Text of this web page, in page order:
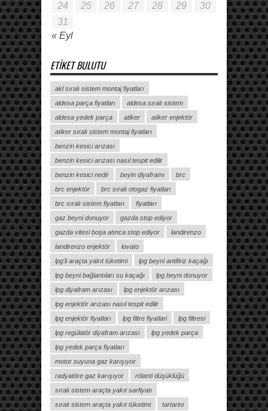
« Eyl
24
25 26 27 28 29
30
31
ETIKET BULUTU
akl sıralı sistem montaj fiyatları
aldesa parça fiyatları
aldesa sıralı sistem
aldesa yedek parça
atiker
atiker enjektör
atiker sıralı sistem montaj fiyatları
benzin kesici arızası
benzin kesici arızası nasıl tespit edilir
benzin kesici nedir
beyin diyaframı
brc
brc enjektör
brc sıralı otogaz fiyatları
brc sıralı sistem fiyatları
fiyatları
gaz beyni donuyor
gazda stop ediyor
gazda vitesi boşa atınca stop ediyor
landirenzo
landirenzo enjektör
lovato
lpg'li araçta yakıt tüketimi
lpg beyni antifiriz kaçağı
lpg beyni bağlantıları su kaçağı
lpg beyni donuyor
lpg diyafram arızası
lpg enjektör arızası
lpg enjektör arızası nasıl tespit edilir
lpg enjektör fiyatları
lpg filtre fiyatlari
lpg filtresi
lpg regülatör diyafram arızası
lpg yedek parça
lpg yedek parça fiyatları
motor suyuna gaz karışıyor
radyatöre gaz karışıyor
rölanti düşüklüğü
sıralı sistem araçta yakıt sarfiyatı
sıralı sistem araçta yakıt tüketimi
tartarini